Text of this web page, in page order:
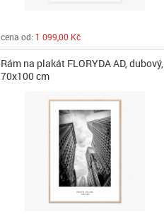
cena od: 1 099,00 Kč
Rám na plakát FLORYDA AD, dubový,
70x100 cm